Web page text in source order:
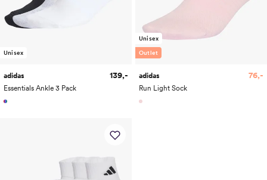
Unisex
adidas
Essentials Ankle 3 Pack
139,-
Unisex
Outlet
adidas
Run Light Sock
76,-